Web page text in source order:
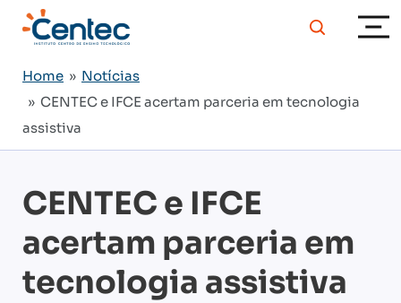
Home » Notícias
» CENTEC e IFCE acertam parceria em tecnologia
assistiva
CENTEC e IFCE
acertam parceria em
tecnologia assistiva